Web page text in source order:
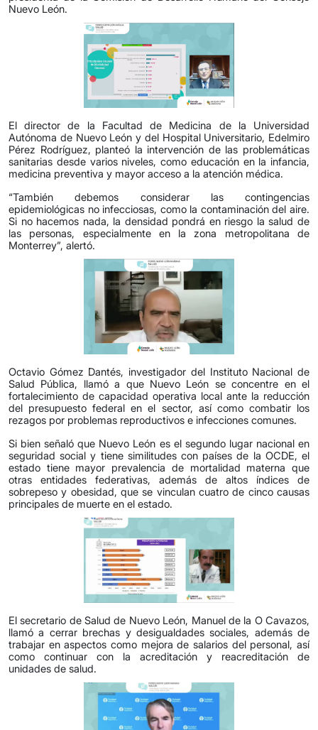
Nuevo León.
El director de la Facultad de Medicina de la Universidad
Autónoma de Nuevo León y del Hospital Universitario, Edelmiro
Pérez Rodríguez, planteó la intervención de las problemáticas
sanitarias desde varios niveles, como educación en la infancia,
medicina preventiva y mayor acceso a la atención médica.
“También debemos considerar las contingencias
epidemiológicas no infecciosas, como la contaminación del aire.
Si no hacemos nada, la densidad pondrá en riesgo la salud de
las personas, especialmente en la zona metropolitana de
Monterrey”, alertó.
Octavio Gómez Dantés, investigador del Instituto Nacional de
Salud Pública, llamó a que Nuevo León se concentre en el
fortalecimiento de capacidad operativa local ante la reducción
del presupuesto federal en el sector, así como combatir los
rezagos por problemas reproductivos e infecciones comunes.
Si bien señaló que Nuevo León es el segundo lugar nacional en
seguridad social y tiene similitudes con países de la OCDE, el
estado tiene mayor prevalencia de mortalidad materna que
otras entidades federativas, además de altos índices de
sobrepeso y obesidad, que se vinculan cuatro de cinco causas
principales de muerte en el estado.
El secretario de Salud de Nuevo León, Manuel de la O Cavazos,
llamó a cerrar brechas y desigualdades sociales, además de
trabajar en aspectos como mejora de salarios del personal, así
como continuar con la acreditación y reacreditación de
unidades de salud.